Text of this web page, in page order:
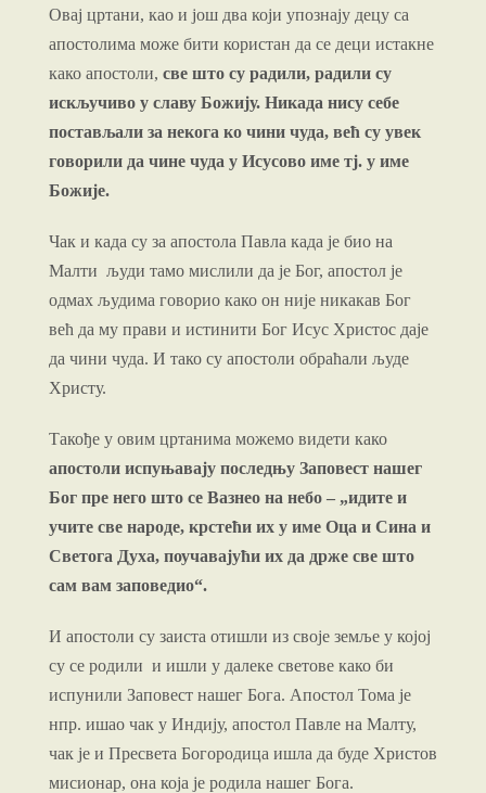
Овај цртани, као и још два који упознају децу са
апостолима може бити користан да се деци истакне
како апостоли, све што су радили, радили су
искључиво у славу Божију. Никада нису себе
постављали за некога ко чини чуда, већ су увек
говорили да чине чуда у Исусово име тј. у име
Божије.
Чак и када су за апостола Павла када је био на
Малти људи тамо мислили да је Бог, апостол је
одмах људима говорио како он није никакав Бог
већ да му прави и истинити Бог Исус Христос даје
да чини чуда. И тако су апостоли обраћали људе
Христу.
Такође у овим цртанима можемо видети како
апостоли испуњавају последњу Заповест нашег
Бог пре него што се Вазнео на небо – „идите и
учите све народе, крстећи их у име Оца и Сина и
Светога Духа, поучавајући их да држе све што
сам вам заповедио“.
И апостоли су заиста отишли из своје земље у којој
су се родили и ишли у далеке светове како би
испунили Заповест нашег Бога. Апостол Тома је
нпр. ишао чак у Индију, апостол Павле на Малту,
чак је и Пресвета Богородица ишла да буде Христов
мисионар, она која је родила нашег Бога.